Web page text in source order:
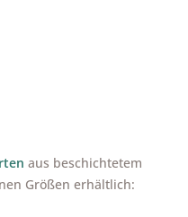
aus beschichtetem
Größen erhältlich: